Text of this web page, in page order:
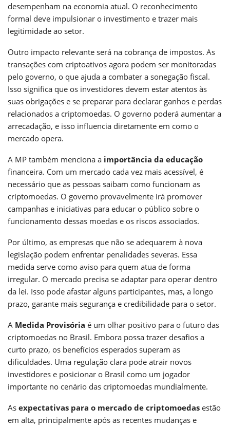
desempenham na economia atual. O reconhecimento
formal deve impulsionar o investimento e trazer mais
legitimidade ao setor.
Outro impacto relevante será na cobrança de impostos. As
transações com criptoativos agora podem ser monitoradas
pelo governo, o que ajuda a combater a sonegação fiscal.
Isso significa que os investidores devem estar atentos às
suas obrigações e se preparar para declarar ganhos e perdas
relacionados a criptomoedas. O governo poderá aumentar a
arrecadação, e isso influencia diretamente em como o
mercado opera.
A MP também menciona a importância da educação
financeira. Com um mercado cada vez mais acessível, é
necessário que as pessoas saibam como funcionam as
criptomoedas. O governo provavelmente irá promover
campanhas e iniciativas para educar o público sobre o
funcionamento dessas moedas e os riscos associados.
Por último, as empresas que não se adequarem à nova
legislação podem enfrentar penalidades severas. Essa
medida serve como aviso para quem atua de forma
irregular. O mercado precisa se adaptar para operar dentro
da lei. Isso pode afastar alguns participantes, mas, a longo
prazo, garante mais segurança e credibilidade para o setor.
A Medida Provisória é um olhar positivo para o futuro das
criptomoedas no Brasil. Embora possa trazer desafios a
curto prazo, os benefícios esperados superam as
dificuldades. Uma regulação clara pode atrair novos
investidores e posicionar o Brasil como um jogador
importante no cenário das criptomoedas mundialmente.
As expectativas para o mercado de criptomoedas estão
em alta, principalmente após as recentes mudanças e